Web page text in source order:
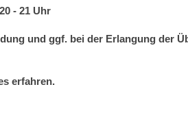
- 21 Uhr
und ggf. bei der Erlangung der
erfahren.